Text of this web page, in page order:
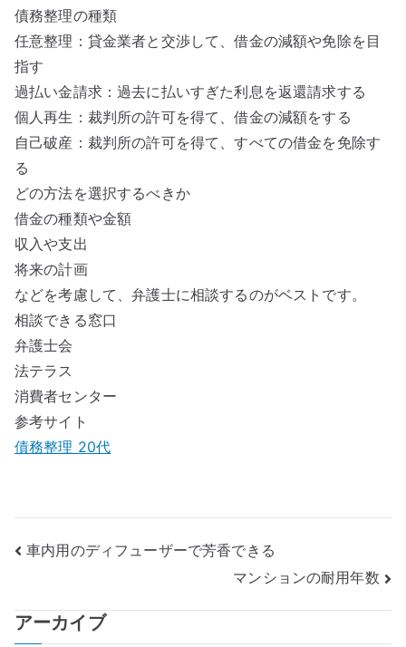
債務整理の種類
任意整理：貸金業者と交渉して、借金の減額や免除を目
指す
過払い金請求：過去に払いすぎた利息を返還請求する
個人再生：裁判所の許可を得て、借金の減額をする
自己破産：裁判所の許可を得て、すべての借金を免除す
る
どの方法を選択するべきか
借金の種類や金額
収入や支出
将来の計画
などを考慮して、弁護士に相談するのがベストです。
相談できる窓口
弁護士会
法テラス
消費者センター
参考サイト
債務整理 20代
投
ナ
車内用のディフューザーで芳香できる
マンションの耐用年数
アーカイブ